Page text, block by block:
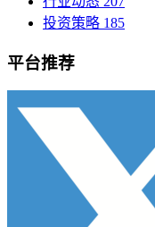
投资策略 185
平台推荐